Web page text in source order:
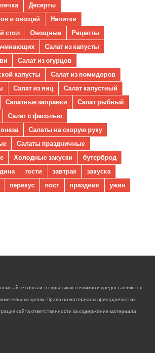
Десерты
и овощей
Напитки
стол
Овощные
Рецепты
Салат из капусты
Салат из огурцов
капусты
Салат из помидоров
Салат из яиц
Салат капустный
Салатные заправки
Салат рыбный
Салат с фасолью
Салаты на скорую руку
Салаты праздничные
Холодные закуски
бутерброд
гости завтрак
закуска
перекус пост праздник
ужин
сайте взяты из открытых источников и предоставляются
целях. Права на материалы принадлежат их
сайта ответственности за содержание материала